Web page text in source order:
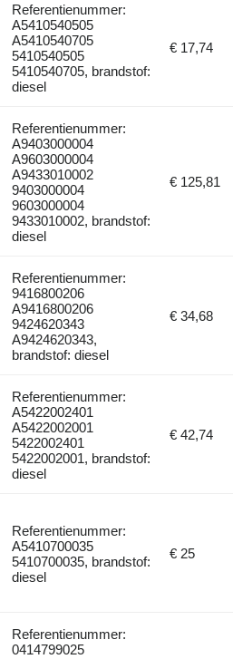
Referentienummer:
A5410540505
A5410540705
5410540505
5410540705, brandstof:
diesel
€ 17,74
Referentienummer:
A9403000004
A9603000004
A9433010002
9403000004
9603000004
9433010002, brandstof:
diesel
€ 125,81
Referentienummer:
9416800206
A9416800206
9424620343
A9424620343,
brandstof: diesel
€ 34,68
Referentienummer:
A5422002401
A5422002001
5422002401
5422002001, brandstof:
diesel
€ 42,74
Referentienummer:
A5410700035
5410700035, brandstof:
diesel
€ 25
Referentienummer:
0414799025